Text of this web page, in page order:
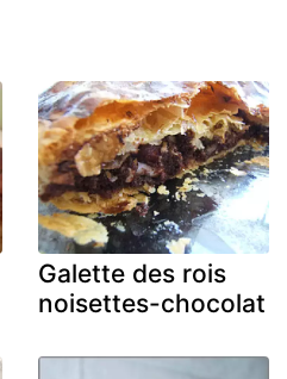
Galette des rois
noisettes-chocolat